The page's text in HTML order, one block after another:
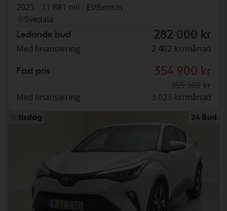
2023
11 881 mil
El/Bensin
Svedala
Ledande bud 282 000 kr
Med finansiering 2 402 kr/månad
Fast pris 354 900 kr
359 900 kr
Med finansiering
3 023 kr/månad
tisdag 24 Bud